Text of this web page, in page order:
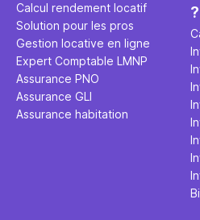
cet article.
Calcul rendement locatif
Solution pour les pros
Gestion locative en ligne
Expert Comptable LMNP
Assurance PNO
Assurance GLI
Assurance habitation
?